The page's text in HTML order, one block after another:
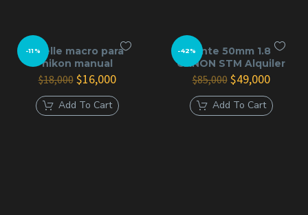
-11%
Fuelle macro para
nikon manual
$18,000 El
precio
original
era:
$16,000El
actual
es:
Add To Cart
-42%lente 50mm 1.8
CANON STM Alquiler
$85,000 El
precio
original
era:
$49,000El
actual
es:
Add To Cart